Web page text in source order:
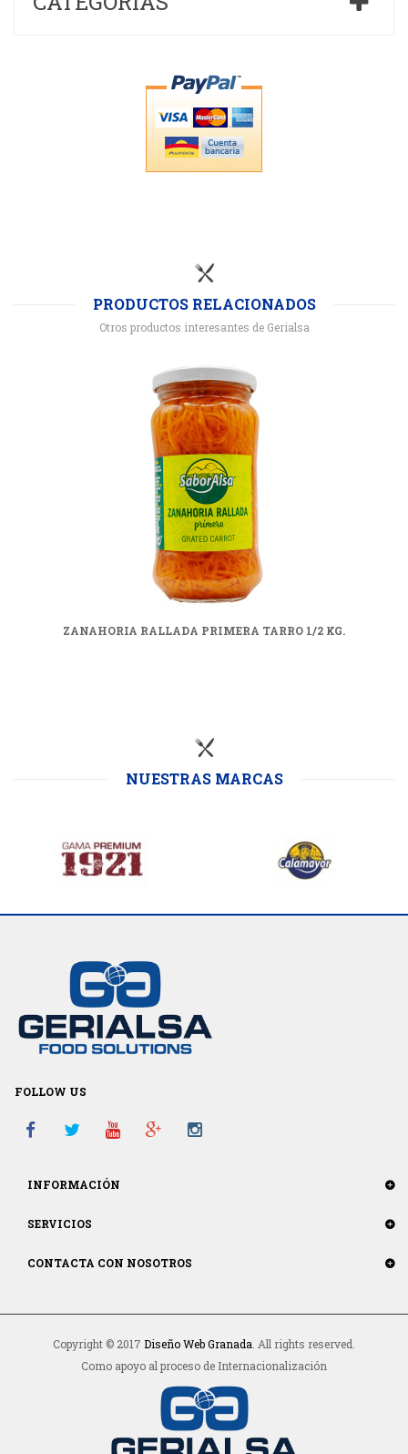
PRODUCTOS RELACIONADOS
Otros productos interesantes de Gerialsa
ZANAHORIA RALLADA PRIMERA TARRO 1/2 KG.
NUESTRAS MARCAS
FOLLOW US
INFORMACIÓN
SERVICIOS
CONTACTA CON NOSOTROS
Copyright © 2017 Diseño Web Granada. All rights reserved.
Como apoyo al proceso de Internacionalización